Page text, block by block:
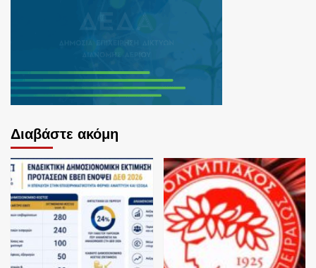
Διαβάστε ακόμη